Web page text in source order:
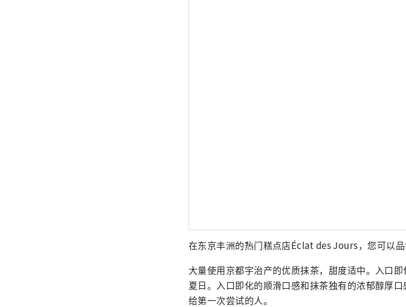
在东京丰洲的热门糕点店Éclat des Jours，您可以
大量使用京都宇治产的优质抹茶，甜度适中。入口
夏日。入口即化的顺滑口感和抹茶独有的浓郁醇厚
给第一次尝试的人。